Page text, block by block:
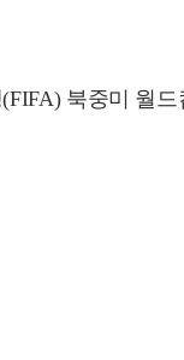
북중미 월